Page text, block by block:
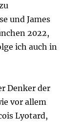
und James
2022,
ich auch in
Denker der
vor allem
Lyotard,